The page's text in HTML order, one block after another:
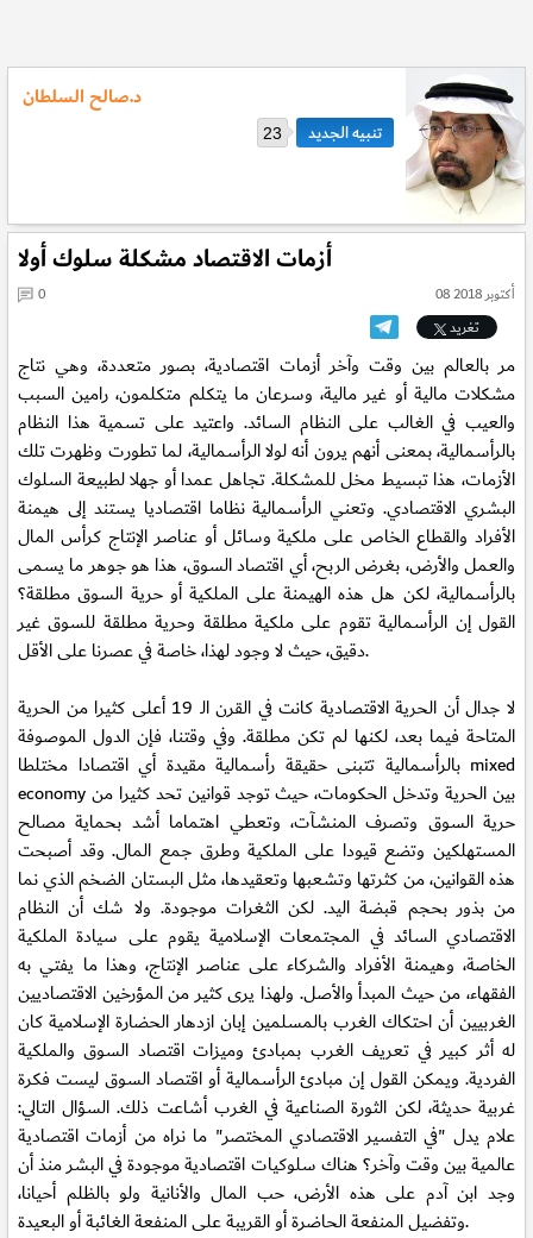
د.صالح السلطان
23
أزمات الاقتصاد مشكلة سلوك أولا
08 أكتوبر 2018
0
تغريد
مر بالعالم بين وقت وآخر أزمات اقتصادية، بصور متعددة، وهي نتاج
مشكلات مالية أو غير مالية، وسرعان ما يتكلم متكلمون، رامين السبب
والعيب في الغالب على النظام السائد. واعتيد على تسمية هذا النظام
بالرأسمالية، بمعنى أنهم يرون أنه لولا الرأسمالية، لما تطورت وظهرت تلك
الأزمات، هذا تبسيط مخل للمشكلة. تجاهل عمدا أو جهلا لطبيعة السلوك
البشري الاقتصادي. وتعني الرأسمالية نظاما اقتصاديا يستند إلى هيمنة
الأفراد والقطاع الخاص على ملكية وسائل أو عناصر الإنتاج كرأس المال
والعمل والأرض، بغرض الربح، أي اقتصاد السوق، هذا هو جوهر ما يسمى
بالرأسمالية، لكن هل هذه الهيمنة على الملكية أو حرية السوق مطلقة؟
القول إن الرأسمالية تقوم على ملكية مطلقة وحرية مطلقة للسوق غير
دقيق، حيث لا وجود لهذا، خاصة في عصرنا على الأقل.
لا جدال أن الحرية الاقتصادية كانت في القرن الـ 19 أعلى كثيرا من الحرية
المتاحة فيما بعد، لكنها لم تكن مطلقة. وفي وقتنا، فإن الدول الموصوفة
بالرأسمالية تتبنى حقيقة رأسمالية مقيدة أي اقتصادا مختلطا mixed
economy بين الحرية وتدخل الحكومات، حيث توجد قوانين تحد كثيرا من
حرية السوق وتصرف المنشآت، وتعطي اهتماما أشد بحماية مصالح
المستهلكين وتضع قيودا على الملكية وطرق جمع المال. وقد أصبحت
هذه القوانين، من كثرتها وتشعبها وتعقيدها، مثل البستان الضخم الذي نما
من بذور بحجم قبضة اليد. لكن الثغرات موجودة. ولا شك أن النظام
الاقتصادي السائد في المجتمعات الإسلامية يقوم على سيادة الملكية
الخاصة، وهيمنة الأفراد والشركاء على عناصر الإنتاج، وهذا ما يفتي به
الفقهاء، من حيث المبدأ والأصل. ولهذا يرى كثير من المؤرخين الاقتصاديين
الغربيين أن احتكاك الغرب بالمسلمين إبان ازدهار الحضارة الإسلامية كان
له أثر كبير في تعريف الغرب بمبادئ وميزات اقتصاد السوق والملكية
الفردية. ويمكن القول إن مبادئ الرأسمالية أو اقتصاد السوق ليست فكرة
غربية حديثة، لكن الثورة الصناعية في الغرب أشاعت ذلك. السؤال التالي:
علام يدل "في التفسير الاقتصادي المختصر" ما نراه من أزمات اقتصادية
عالمية بين وقت وآخر؟ هناك سلوكيات اقتصادية موجودة في البشر منذ أن
وجد ابن آدم على هذه الأرض، حب المال والأنانية ولو بالظلم أحيانا،
وتفضيل المنفعة الحاضرة أو القريبة على المنفعة الغائبة أو البعيدة.